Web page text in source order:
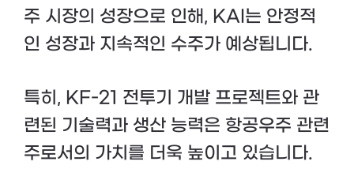
주 시장의 성장으로 인해, KAI는 안정적
인 성장과 지속적인 수주가 예상됩니다.
특히, KF-21 전투기 개발 프로젝트와 관
련된 기술력과 생산 능력은 항공우주 관련
주로서의 가치를 더욱 높이고 있습니다​.